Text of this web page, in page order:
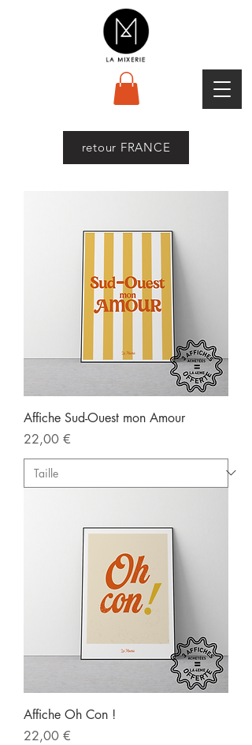
retour FRANCE
Affiche Sud-Ouest mon Amour
Prix
22,00 €
Affiche Oh Con !
Prix
22,00 €